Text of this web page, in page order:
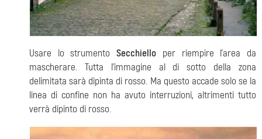
Usare lo strumentoSecchiello per riempire l’area da
mascherare. Tutta l’immagine al di sotto della zona
delimitata sarà dipinta di rosso. Ma questo accade solo se la
linea di confine non ha avuto interruzioni, altrimenti tutto
verrà dipinto di rosso.